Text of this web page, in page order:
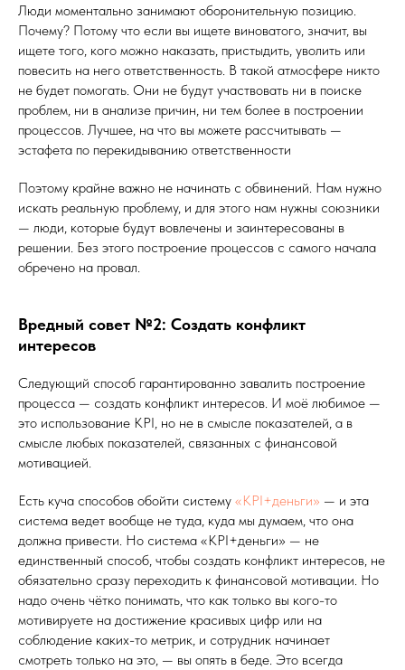
Люди моментально занимают оборонительную позицию.
Почему? Потому что если вы ищете виноватого, значит, вы
ищете того, кого можно наказать, пристыдить, уволить или
повесить на него ответственность. В такой атмосфере никто
не будет помогать. Они не будут участвовать ни в поиске
проблем, ни в анализе причин, ни тем более в построении
процессов. Лучшее, на что вы можете рассчитывать —
эстафета по перекидыванию ответственности
Поэтому крайне важно не начинать с обвинений. Нам нужно
искать реальную проблему, и для этого нам нужны союзники
— люди, которые будут вовлечены и заинтересованы в
решении. Без этого построение процессов с самого начала
обречено на провал.
Вредный совет №2: Создать конфликт
интересов
Следующий способ гарантированно завалить построение
процесса — создать конфликт интересов. И моё любимое —
это использование KPI, но не в смысле показателей, а в
смысле любых показателей, связанных с финансовой
мотивацией.
Есть куча способов обойти систему «KPI+деньги» — и эта
система ведет вообще не туда, куда мы думаем, что она
должна привести. Но система «KPI+деньги» — не
единственный способ, чтобы создать конфликт интересов, не
обязательно сразу переходить к финансовой мотивации. Но
надо очень чётко понимать, что как только вы кого-то
мотивируете на достижение красивых цифр или на
соблюдение каких-то метрик, и сотрудник начинает
смотреть только на это, — вы опять в беде. Это всегда